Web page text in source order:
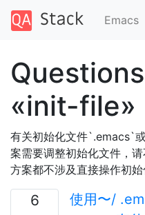
Emacs
«init-file»
有关初始化文件`.emacs`
案需要调整初始化文件，
方案都不涉及直接操作初始
6
使用〜/